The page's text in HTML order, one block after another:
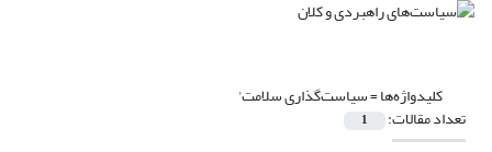
کلیدواژه‌ها =سیاست‌گذاری سلامت'
تعداد مقالات: 1